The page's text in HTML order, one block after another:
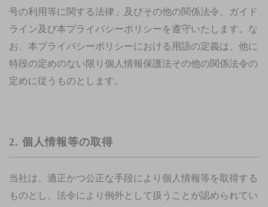
号の利用等に関する法律」及びその他の関係法令、ガイド
ライン及び本プライバシーポリシーを遵守いたします。な
お、本プライバシーポリシーにおける用語の定義は、他に
特段の定めのない限り個人情報保護法その他の関係法令の
定めに従うものとします。
2. 個人情報等の取得
当社は、適正かつ公正な手段により個人情報等を取得する
ものとし、法令により例外として扱うことが認められてい